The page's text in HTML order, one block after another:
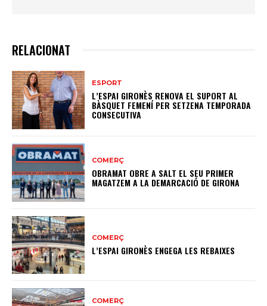
RELACIONAT
ESPORT
L’ESPAI GIRONÈS RENOVA EL SUPORT AL
BÀSQUET FEMENÍ PER SETZENA TEMPORADA
CONSECUTIVA
COMERÇ
OBRAMAT OBRE A SALT EL SEU PRIMER
MAGATZEM A LA DEMARCACIÓ DE GIRONA
COMERÇ
L’ESPAI GIRONÈS ENGEGA LES REBAIXES
COMERÇ